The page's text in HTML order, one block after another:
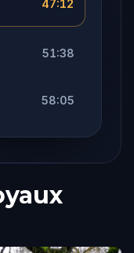
47:12
51:38
58:05